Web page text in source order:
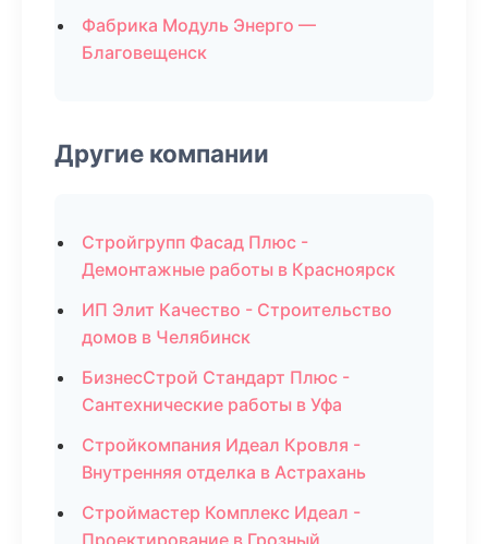
Фабрика Модуль Энерго —
Благовещенск
Другие компании
Стройгрупп Фасад Плюс -
Демонтажные работы в Красноярск
ИП Элит Качество - Строительство
домов в Челябинск
БизнесСтрой Стандарт Плюс -
Сантехнические работы в Уфа
Стройкомпания Идеал Кровля -
Внутренняя отделка в Астрахань
Строймастер Комплекс Идеал -
Проектирование в Грозный